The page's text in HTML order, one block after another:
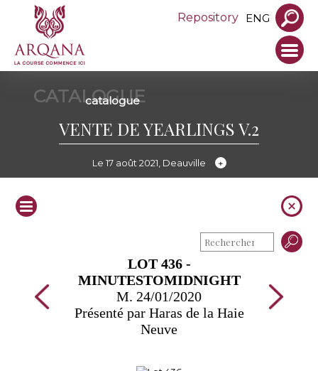
Repository ENG
CATALOGUE
catalogue
VENTE DE YEARLINGS V.2
Le 17 août 2021, Deauville
LOT 436 -
MINUTESTOMIDNIGHT
M. 24/01/2020
Présenté par Haras de la Haie
Neuve